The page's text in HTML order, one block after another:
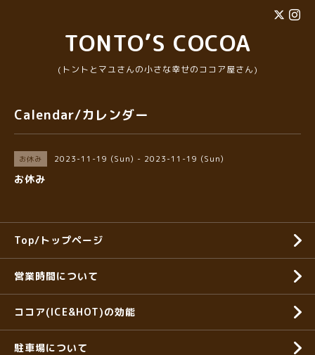
TONTO’S COCOA
(トントとマユさんの小さな幸せのココア屋さん)
Calendar/カレンダー
お休み 2023-11-19 (Sun) - 2023-11-19 (Sun)
お休み
Top/トップページ
営業時間について
ココア(ICE&HOT)の効能
駐車場について